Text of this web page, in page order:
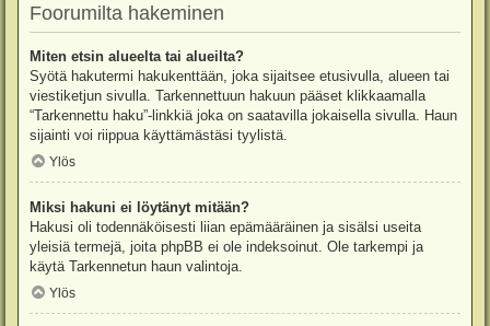
Foorumilta hakeminen
Miten etsin alueelta tai alueilta?
Syötä hakutermi hakukenttään, joka sijaitsee etusivulla, alueen tai
viestiketjun sivulla. Tarkennettuun hakuun pääset klikkaamalla
“Tarkennettu haku”-linkkiä joka on saatavilla jokaisella sivulla. Haun
sijainti voi riippua käyttämästäsi tyylistä.
Ylös
Miksi hakuni ei löytänyt mitään?
Hakusi oli todennäköisesti liian epämääräinen ja sisälsi useita
yleisiä termejä, joita phpBB ei ole indeksoinut. Ole tarkempi ja
käytä Tarkennetun haun valintoja.
Ylös